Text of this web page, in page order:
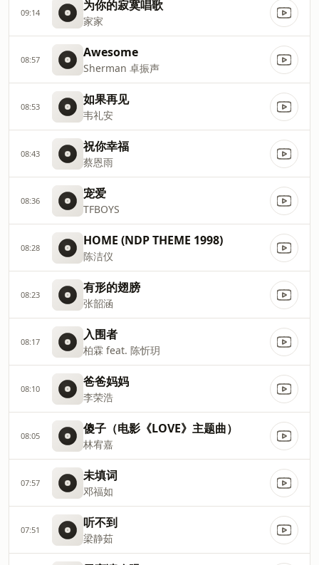
09:14 为你的寂寞唱歌
家家
08:57 Awesome
Sherman 卓振声
08:53 如果再见
韦礼安
08:43 祝你幸福
蔡恩雨
08:36 宠爱
TFBOYS
08:28 HOME (NDP THEME 1998)
陈洁仪
08:23 有形的翅膀
张韶涵
08:17 入围者
柏霖 feat. 陈忻玥
08:10 爸爸妈妈
李荣浩
08:05 傻子（电影《LOVE》主题曲）
林宥嘉
07:57 未填词
邓福如
07:51 听不到
梁静茹